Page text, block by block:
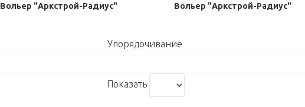
Вольер "Аркстрой-Радиус" Вольер "Аркстрой-Радиус"
Упорядочивание
Показать